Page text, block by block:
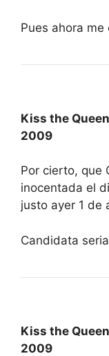
Pues ahora
Kiss the Queen
2009
Por cierto, que
inocentada el
justo ayer 1 de
Candidata
Kiss the Queen
2009